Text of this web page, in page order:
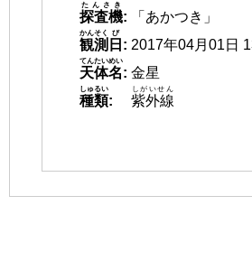
探査機
たんさき
:
「あかつき」
観測
かんそく
日
び
: 2017年04月01日
天体名
てんたいめい
: 金星
種類
しゅるい
: 紫外線
しがいせん